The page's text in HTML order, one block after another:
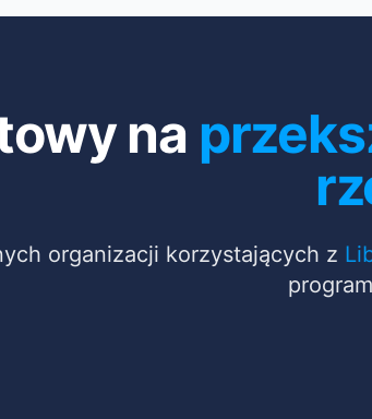
na
organizacji korzystających z